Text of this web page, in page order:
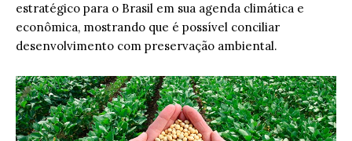
estratégico para o Brasil em sua agenda climática e
econômica, mostrando que é possível conciliar
desenvolvimento com preservação ambiental.